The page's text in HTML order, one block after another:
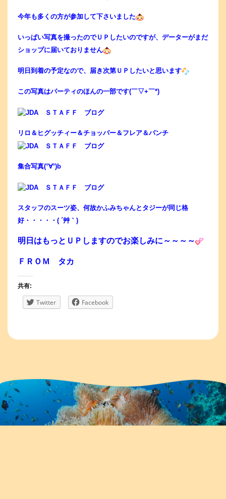
今年も多くの方が参加して下さいました
いっぱい写真を撮ったのでＵＰしたいのですが、データーがまだ
ショップに届いておりません
明日到着の予定なので、届き次第ＵＰしたいと思います
この写真はパーティのほんの一部です(￣▽+￣*)
リロ＆ヒグッチィー＆チョッパー＆フレア＆パンチ
集合写真(°∀°)b
スタッフのスーツ姿、何故かふみちゃんとタジーが同じ格
好・・・・・( ´艸｀)
明日はもっとＵＰしますのでお楽しみに～～～～
ＦＲＯＭ タカ
共有:
Twitter Facebook